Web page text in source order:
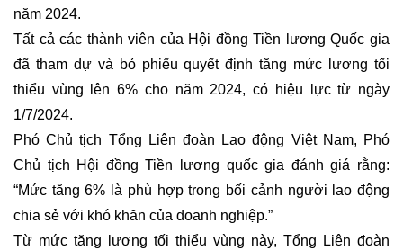
năm 2024.
Tất cả các thành viên của Hội đồng Tiền lương Quốc gia
đã tham dự và bỏ phiếu quyết định tăng mức lương tối
thiểu vùng lên 6% cho năm 2024, có hiệu lực từ ngày
1/7/2024.
Phó Chủ tịch Tổng Liên đoàn Lao động Việt Nam, Phó
Chủ tịch Hội đồng Tiền lương quốc gia đánh giá rằng:
“Mức tăng 6% là phù hợp trong bối cảnh người lao động
chia sẻ với khó khăn của doanh nghiệp.”
Từ mức tăng lương tối thiểu vùng này, Tổng Liên đoàn